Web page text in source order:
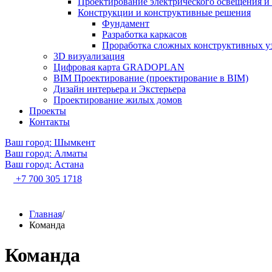
Конструкции и конструктивные решения
Фундамент
Разработка каркасов
Проработка сложных конструктивных
3D визуализация
Цифровая карта GRADOPLAN
BIM Проектирование (проектирование в BIM)
Дизайн интерьера и Экстерьера
Проектирование жилых домов
Проекты
Контакты
Ваш город: Шымкент
Ваш город: Алматы
Ваш город: Астана
+7 700 305 1718
Главная/
Команда
Команда